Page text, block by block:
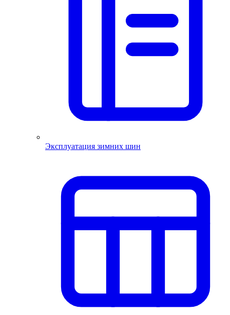
Эксплуатация зимних шин